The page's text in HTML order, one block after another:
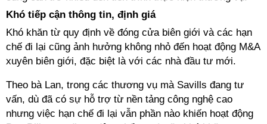
Khó tiếp cận thông tin, định giá
Khó khăn từ quy định về đóng cửa biên giới và các hạn
chế đi lại cũng ảnh hưởng không nhỏ đến hoạt động M&A
xuyên biên giới, đặc biệt là với các nhà đầu tư mới.
Theo bà Lan, trong các thương vụ mà Savills đang tư
vấn, dù đã có sự hỗ trợ từ nền tảng công nghệ cao
nhưng việc hạn chế đi lại vẫn phần nào khiến hoạt động